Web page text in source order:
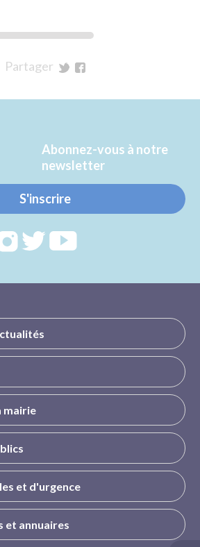
Partager
Twitter
Facebook
Abonnez-vous à notre
newsletter
S'inscrire
RejoignezRejoignezRejoignez
mairie
et d'urgence
et annuaires